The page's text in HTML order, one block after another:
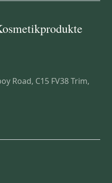
Road, C15 FV38 Trim,